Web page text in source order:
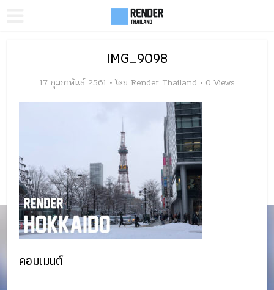
IMG_9098
17 กุมภาพันธ์ 2561 โดย Render Thailand 0 Views
คอมเมนต์